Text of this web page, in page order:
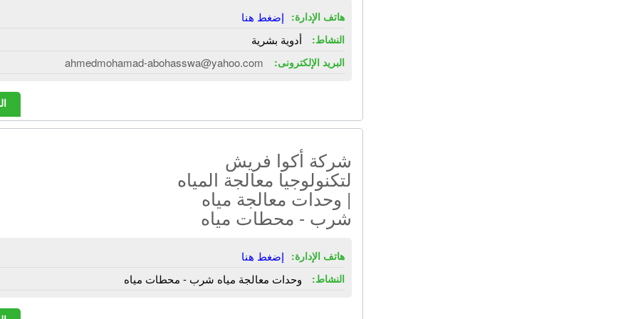
هاتف الإدارة: إضغط هنا
النشاط: أدوية بشرية
البريد الإلكترونى: ahmedmohamad-abohasswa@yahoo.com
شركة أكوا فريش
لتكنولوجيا معالجة المياه
| وحدات معالجة مياه
شرب - محطات مياه
هاتف الإدارة: إضغط هنا
النشاط: وحدات معالجة مياه شرب - محطات مياه